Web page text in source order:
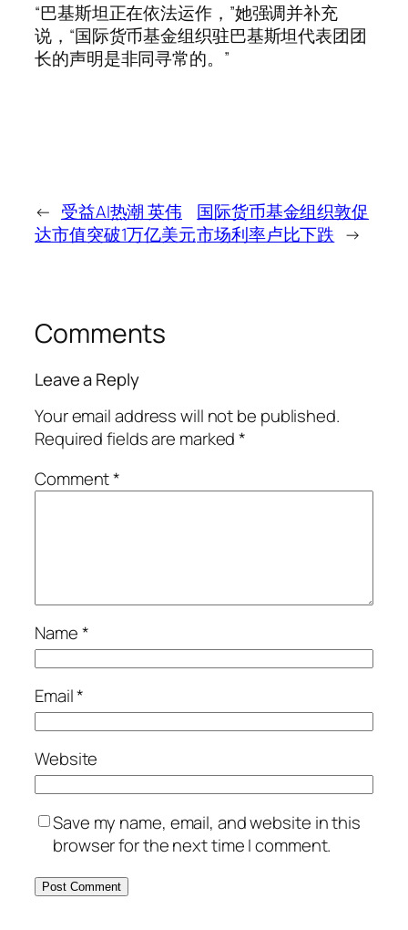
“巴基斯坦正在依法运作，”她强调并补充
说，“国际货币基金组织驻巴基斯坦代表团团
长的声明是非同寻常的。”
← 受益AI热潮 英伟
达市值突破1万亿美元
国际货币基金组织敦促
市场利率卢比下跌 →
Comments
Leave a Reply
Your email address will not be published.
Required fields are marked*
Comment*
Name*
Email*
Website
Save my name, email, and website in this
browser for the next time I comment.